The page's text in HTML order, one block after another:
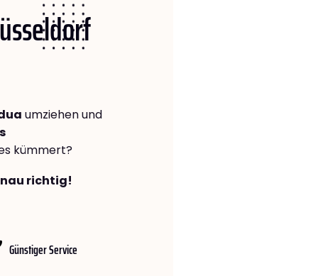
umziehen und
kümmert?
richtig!
Günstiger Service